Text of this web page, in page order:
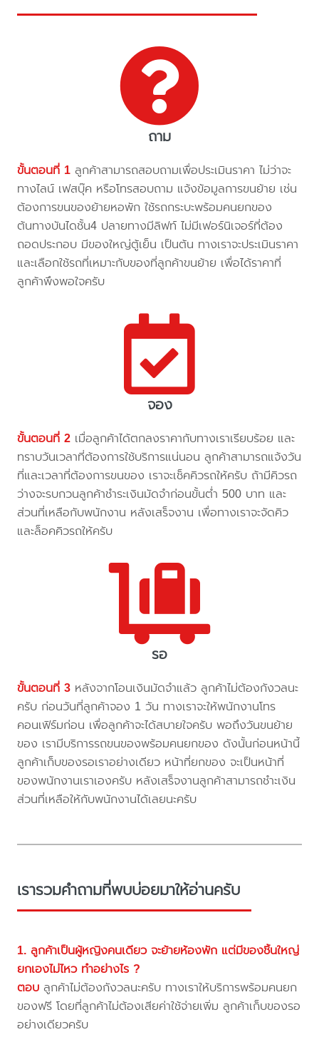
ถาม
ขั้นตอนที่ 1 ลูกค้าสามารถสอบถามเพื่อประเมินราคา ไม่ว่าจะ
ทางไลน์ เฟสบุ๊ค หรือโทรสอบถาม แจ้งข้อมูลการขนย้าย เช่น
ต้องการขนของย้ายหอพัก ใช้รถกระบะพร้อมคนยกของ
ต้นทางบันไดชั้น4 ปลายทางมีลิฟท์ ไม่มีเฟอร์นิเจอร์ที่ต้อง
ถอดประกอบ มีของใหญ่ตู้เย็น เป็นต้น ทางเราจะประเมินราคา
และเลือกใช้รถที่เหมาะกับของที่ลูกค้าขนย้าย เพื่อได้ราคาที่
ลูกค้าพึงพอใจครับ
จอง
ขั้นตอนที่ 2 เมื่อลูกค้าได้ตกลงราคากับทางเราเรียบร้อย และ
ทราบวันเวลาที่ต้องการใช้บริการแน่นอน ลูกค้าสามารถแจ้งวัน
ที่และเวลาที่ต้องการขนของ เราจะเช็คคิวรถให้ครับ ถ้ามีคิวรถ
ว่างจะรบกวนลูกค้าชำระเงินมัดจำก่อนขั้นต่ำ 500 บาท และ
ส่วนที่เหลือกับพนักงาน หลังเสร็จงาน เพื่อทางเราจะจัดคิว
และล็อคคิวรถให้ครับ
รอ
ขั้นตอนที่ 3 หลังจากโอนเงินมัดจำแล้ว ลูกค้าไม่ต้องกังวลนะ
ครับ ก่อนวันที่ลูกค้าจอง 1 วัน ทางเราจะให้พนักงานโทร
คอนเฟิร์มก่อน เพื่อลูกค้าจะได้สบายใจครับ พอถึงวันขนย้าย
ของ เรามีบริการรถขนของพร้อมคนยกของ ดังนั้นก่อนหน้านี้
ลูกค้าเก็บของรอเราอย่างเดียว หน้าที่ยกของ จะเป็นหน้าที่
ของพนักงานเราเองครับ หลังเสร็จงานลูกค้าสามารถชำะเงิน
ส่วนที่เหลือให้กับพนักงานได้เลยนะครับ
เรารวมคำถามที่พบบ่อยมาให้อ่านครับ
1. ลูกค้าเป็นผู้หญิงคนเดียว จะย้ายห้องพัก แต่มีของชิ้นใหญ่
ยกเองไม่ไหว ทำอย่างไร ?
ตอบ ลูกค้าไม่ต้องกังวลนะครับ ทางเราให้บริการพร้อมคนยก
ของฟรี โดยที่ลูกค้าไม่ต้องเสียค่าใช้จ่ายเพิ่ม ลูกค้าเก็บของรอ
อย่างเดียวครับ